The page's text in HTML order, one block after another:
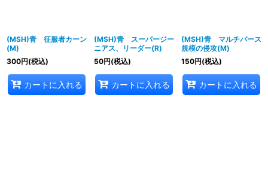
(MSH)青 征服者カーン
(M)
300円(税込)
カートに入れる
(MSH)青 スーパージー
ニアス、リーダー(R)
50円(税込)
カートに入れる
(MSH)青 マルチバース
規模の侵攻(M)
150円(税込)
カートに入れる